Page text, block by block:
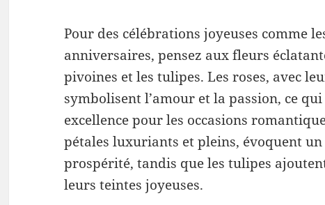
Pour des célébrations joyeuses comme
anniversaires, pensez aux fleurs
pivoines et les tulipes. Les roses, avec
symbolisent l’amour et la passion, ce
excellence pour les occasions
pétales luxuriants et pleins, évoquent un
prospérité, tandis que les tulipes
leurs teintes joyeuses.